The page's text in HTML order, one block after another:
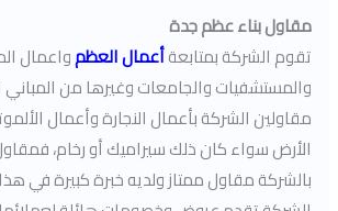
مقاول بناء عظم جدة
تقوم الشركة بمتابعةأعمال العظمواعمال
والمستشفيات والجامعات وغيرها من
مقاولين الشركة بأعمال النجارة وأعمال
الأرض سواء كان ذلك سيراميك أو رخام،
بالشركة مقاول ممتاز ولديه خبرة كبيرة في